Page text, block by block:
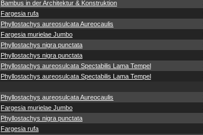
Bambus in der Architektur & Konstruktion
Fargesia rufa
Phyllostachys aureosulcata Aureocaulis
Fargesia murielae Jumbo
Phyllostachys nigra punctata
Phyllostachys nigra punctata
Phyllostachys aureosulcata Spectabilis Lama Tempel
Phyllostachys aureosulcata Spectabilis Lama Tempel
Phyllostachys aureosulcata Aureocaulis
Fargesia murielae Jumbo
Phyllostachys nigra punctata
Fargesia rufa